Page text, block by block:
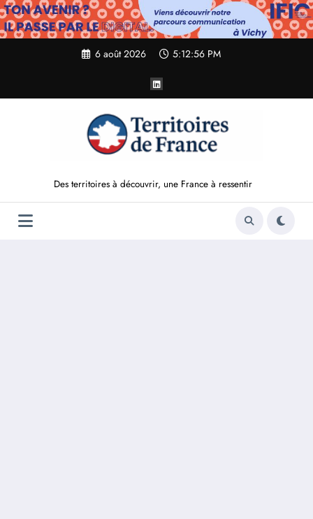
Aller
au
contenu
6 août 2026 5:12:57 PM
Des territoires à découvrir, une France à ressentir